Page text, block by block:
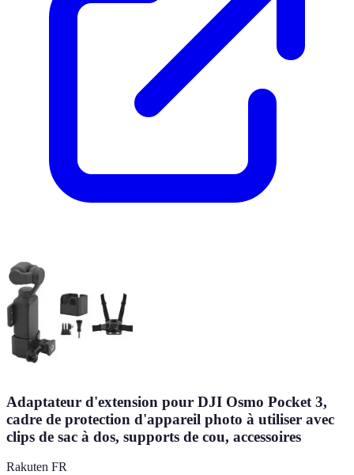
Adaptateur d'extension pour DJI Osmo Pocket 3,
cadre de protection d'appareil photo à utiliser avec
clips de sac à dos, supports de cou, accessoires
Rakuten FR